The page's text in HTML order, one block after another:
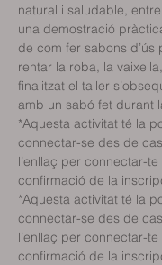
natural i saludable, entre
una demostració
de com fer sabons d’ús
rentar la roba, la
finalitzat el taller
amb un sabó fet durant
*Aquesta activitat té la
connectar-se des de
l’enllaç per connectar-
confirmació de la
*Aquesta activitat té la
connectar-se des de
l’enllaç per connectar-
confirmació de la